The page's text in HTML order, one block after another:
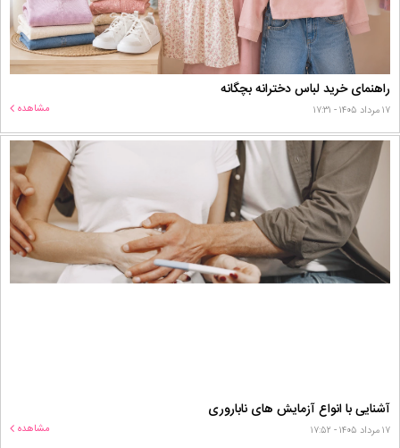
راهنمای خرید لباس دخترانه بچگانه
۱۷ مرداد ۱۴۰۵ - ۱۷:۳۱ مشاهده
آشنایی با انواع آزمایش های ناباروری
۱۷ مرداد ۱۴۰۵ - ۱۷:۵۲ مشاهده